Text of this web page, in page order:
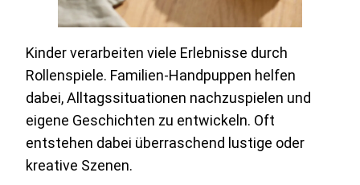
Kinder verarbeiten viele Erlebnisse durch
Rollenspiele. Familien-Handpuppen helfen
dabei, Alltagssituationen nachzuspielen und
eigene Geschichten zu entwickeln. Oft
entstehen dabei überraschend lustige oder
kreative Szenen.